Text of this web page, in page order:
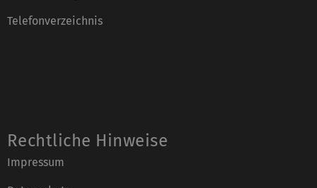
Telefonverzeichnis
Rechtliche Hinweise
Impressum